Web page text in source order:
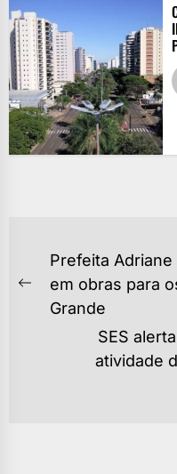
NAVEGAÇÃO
DE
POST
Previous
post:
Prefeita
em obras para
Grande
SES
atividade